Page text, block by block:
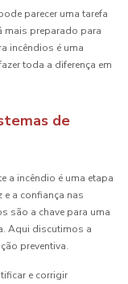
parecer uma tarefa
mais preparado para
incêndios é uma
toda a diferença em
de
a incêndio é uma etapa
a confiança nas
são a chave para uma
Aqui discutimos a
preventiva.
e corrigir